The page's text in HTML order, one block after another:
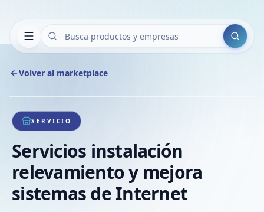
Buscar
Volver al marketplace
1/1
SERVICIO
Servicios instalación
relevamiento y mejora
sistemas de Internet